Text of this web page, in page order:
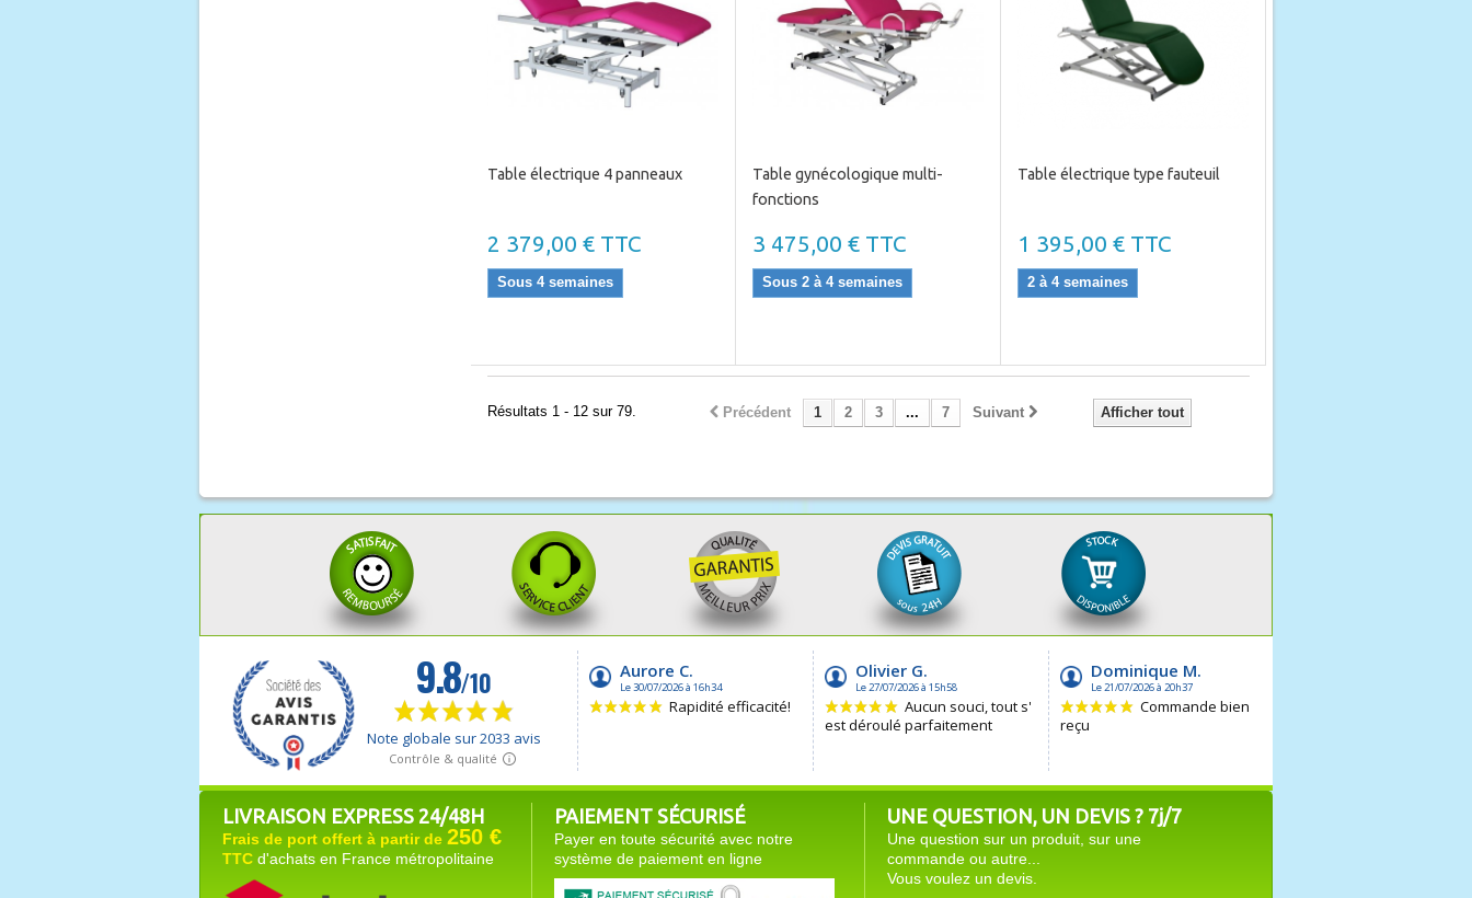
Table électrique 4 panneaux
2 379,00 € TTC
Sous 4 semaines
Table gynécologique multi-
fonctions
3 475,00 € TTC
Sous 2 à 4 semaines
Table électrique type fauteuil
1 395,00 € TTC
2 à 4 semaines
Afficher tout
Précédent 1 2 3 ... 7 Suivant
Résultats 1 - 12 sur 79.
LIVRAISON EXPRESS 24/48H
Frais de port offert à partir de 250 €
TTC d'achats en France métropolitaine
PAIEMENT SÉCURISÉ
Payer en toute sécurité avec notre
système de paiement en ligne
UNE QUESTION, UN DEVIS ? 7j/7
Une question sur un produit, sur une
commande ou autre...
Vous voulez un devis.